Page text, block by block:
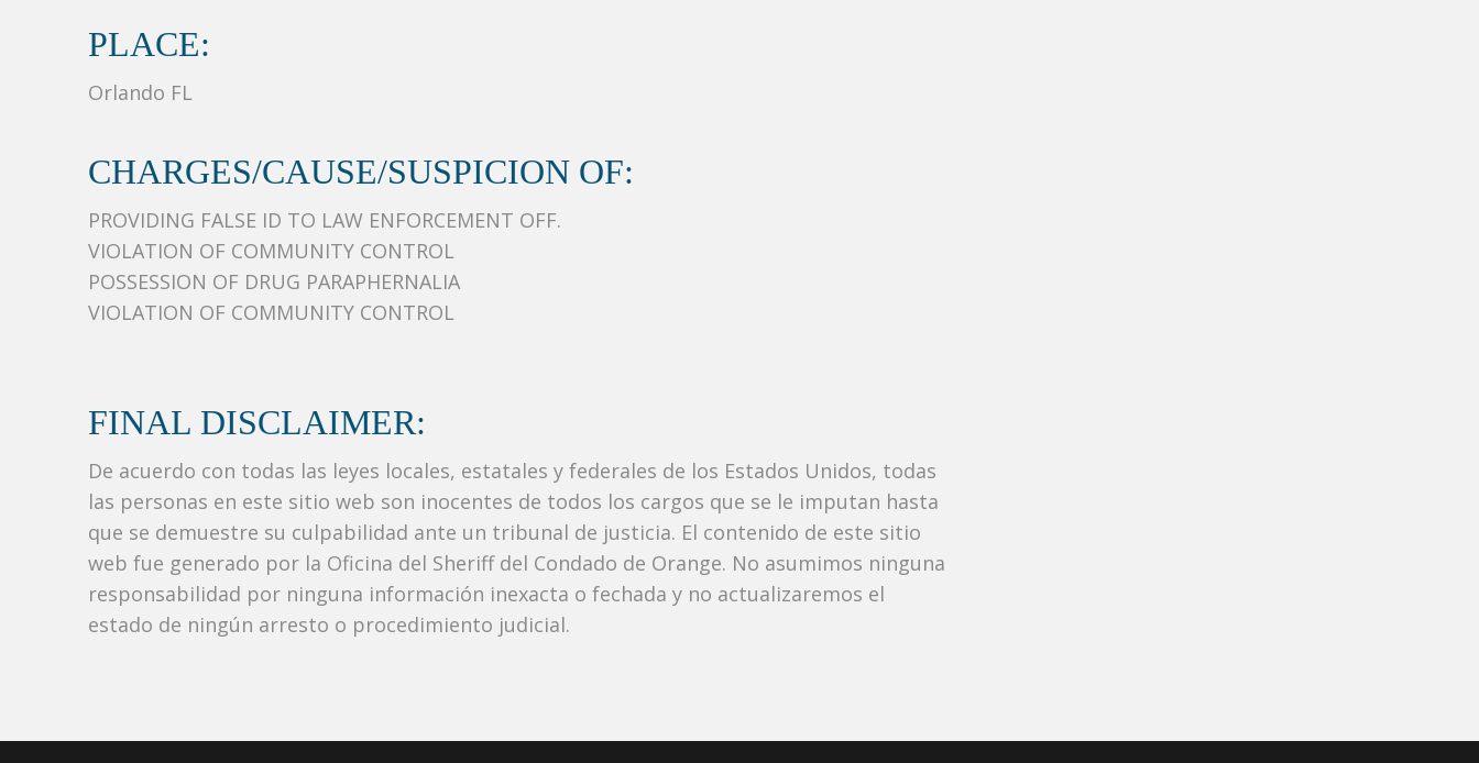
PLACE:
Orlando FL
CHARGES/CAUSE/SUSPICION OF:
PROVIDING FALSE ID TO LAW ENFORCEMENT OFF.
VIOLATION OF COMMUNITY CONTROL
POSSESSION OF DRUG PARAPHERNALIA
VIOLATION OF COMMUNITY CONTROL
FINAL DISCLAIMER:
De acuerdo con todas las leyes locales, estatales y federales de los Estados Unidos, todas
las personas en este sitio web son inocentes de todos los cargos que se le imputan hasta
que se demuestre su culpabilidad ante un tribunal de justicia. El contenido de este sitio
web fue generado por la Oficina del Sheriff del Condado de Orange. No asumimos ninguna
responsabilidad por ninguna información inexacta o fechada y no actualizaremos el
estado de ningún arresto o procedimiento judicial.